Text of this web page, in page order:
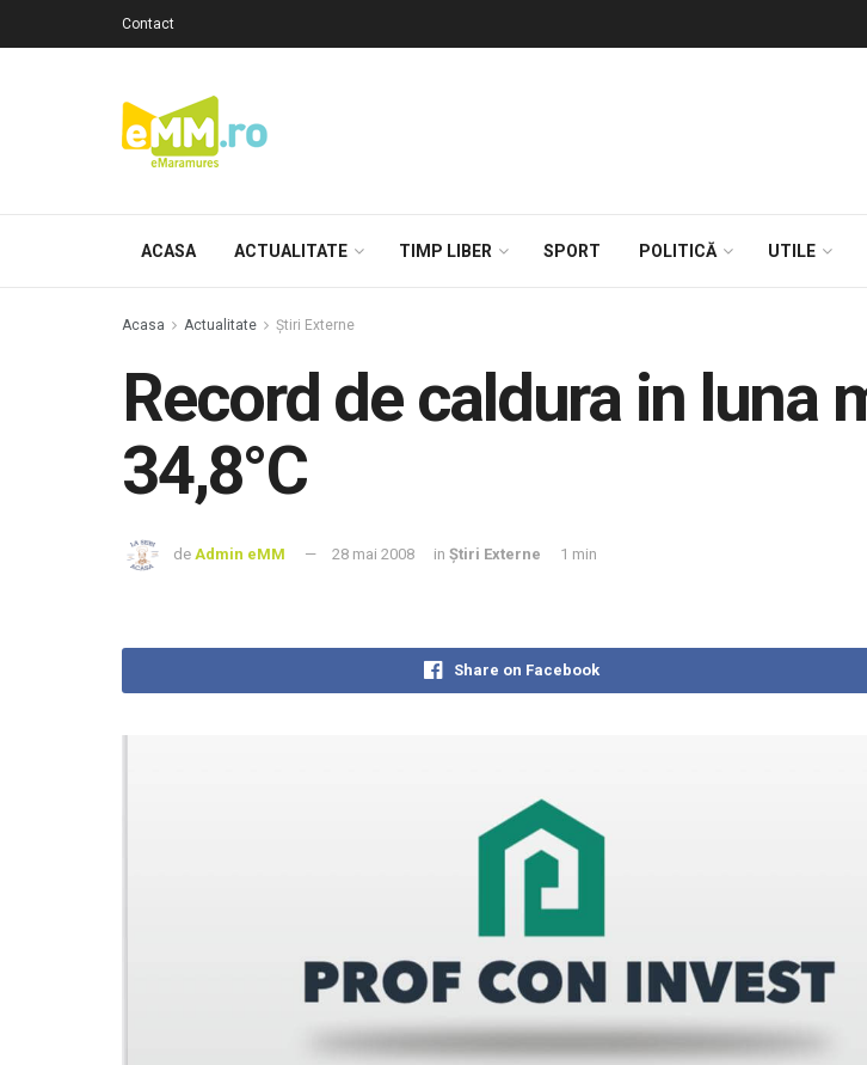
Contact
ACASA ACTUALITATE TIMP LIBER SPORT POLITICĂ UTILE
Acasa Actualitate Știri Externe
Record de caldura in luna
34,8°C
de Admin eMM 28 mai 2008 in Știri Externe 1 min
Share on Facebook